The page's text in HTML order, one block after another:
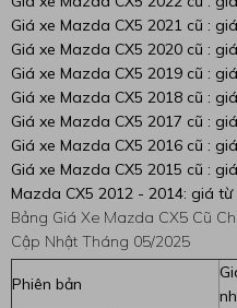
Giá xe Mazda CX5 2021 cũ :
Giá xe Mazda CX5 2020 cũ :
Giá xe Mazda CX5 2019 cũ :
Giá xe Mazda CX5 2018 cũ :
Giá xe Mazda CX5 2017 cũ :
Giá xe Mazda CX5 2016 cũ :
Giá xe Mazda CX5 2015 cũ :
Mazda CX5 2012 - 2014: giá
Bảng Giá Xe Mazda CX5 Cũ
Cập Nhật Tháng 05/2025
Phiên bản